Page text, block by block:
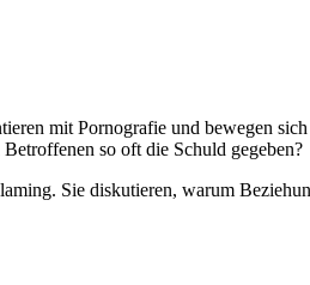
mit Pornografie und bewegen
so oft die Schuld gegeben?
Sie diskutieren, warum